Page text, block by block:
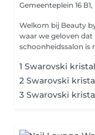
Gemeenteplein 16 B1,
Welkom bij Beauty by Diamond
waar we geloven dat
schoonheidssalon is
1 Swarovski kristal
2 Swarovski
3 Swarovski